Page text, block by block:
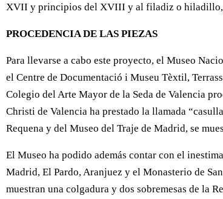
XVII y principios del XVIII y al filadiz o hiladillo,
PROCEDENCIA DE LAS PIEZAS
Para llevarse a cabo este proyecto, el Museo
el Centre de Documentació i Museu Tèxtil,
Colegio del Arte Mayor de la Seda de Valencia
Christi de Valencia ha prestado la llamada
Requena y del Museo del Traje de Madrid, se
El Museo ha podido además contar con el
Madrid, El Pardo, Aranjuez y el Monasterio de
muestran una colgadura y dos sobremesas de la